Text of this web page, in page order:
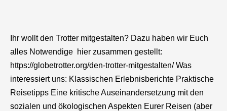
auch
Trotter-
Autoren
werden?
Ihr wollt den Trotter mitgestalten? Dazu haben wir Euch
alles Notwendige hier zusammen gestellt:
https://globetrotter.org/den-trotter-mitgestalten/ Was
interessiert uns: Klassischen Erlebnisberichte Praktische
Reisetipps Eine kritische Auseinandersetzung mit den
sozialen und ökologischen Aspekten Eurer Reisen (aber